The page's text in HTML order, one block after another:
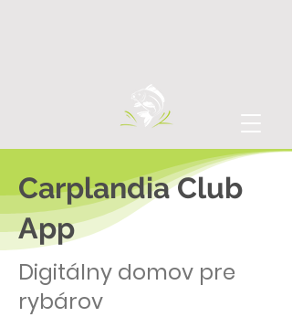
Carplandia Club
App
Digitálny domov pre
rybárov